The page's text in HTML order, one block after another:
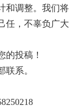
和调整。我们将
任，不辜负广大
的投稿！
系。